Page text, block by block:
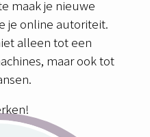
maak je nieuwe
je online autoriteit.
alleen tot een
maar ook tot